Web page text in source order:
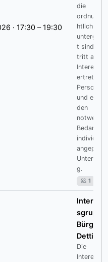
· 17:30 – 19:30
die
htlich
t sind.
tritt als
ertretung
Personen
und
den
Bedarf an
individuell
g.
1
sgruppe
Die